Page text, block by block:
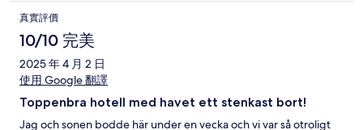
真實評價
10/10 完美
2025 年 4 月 2 日
使用 Google 翻譯
Toppenbra hotell med havet ett stenkast bort!
Jag och sonen bodde här under en vecka och vi var så otroligt